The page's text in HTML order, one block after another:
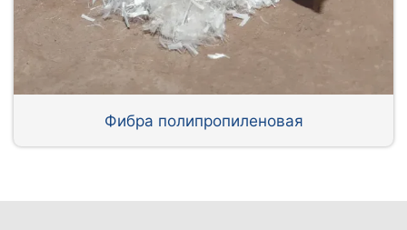
Фибра полипропиленовая